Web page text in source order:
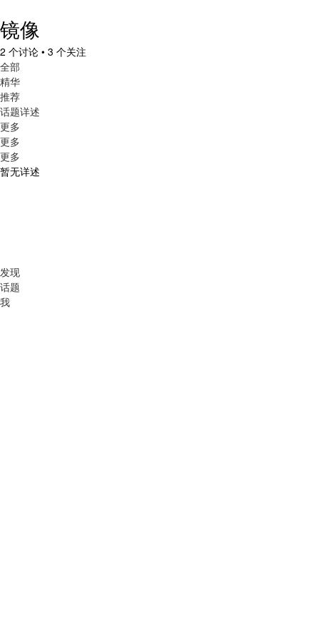
镜像
2 个讨论 • 3 个关注
全部
精华
推荐
话题详述
更多
更多
更多
暂无详述
发现
话题
我